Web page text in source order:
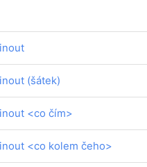
(šátek)
<co čím>
<co kolem čeho>